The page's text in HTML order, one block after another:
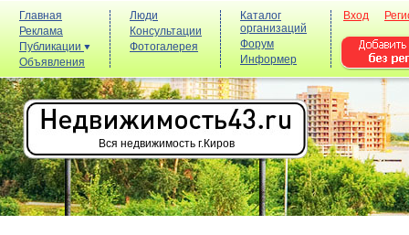
Главная
Реклама
Публикации
Объявления
Люди
Консультации
Фотогалерея
Каталог
организаций
Форум
Информер
Вход
Вся недвижимость г.Киров